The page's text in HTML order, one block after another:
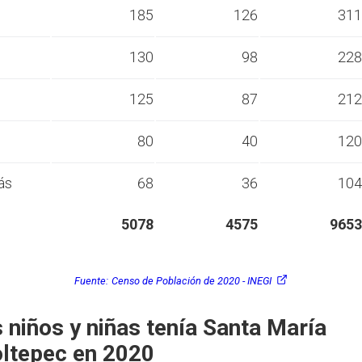
185 126 311
130 98 228
125 87 212
80 40 120
68 36 104
5078 4575 9653
Fuente: Censo de Población de 2020 - INEGI
niños y niñas tenía Santa María
en 2020